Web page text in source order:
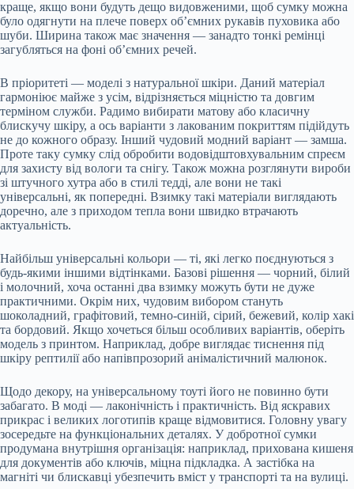
краще, якщо вони будуть дещо видовженими, щоб сумку можна
було одягнути на плече поверх об’ємних рукавів пуховика або
шуби. Ширина також має значення — занадто тонкі ремінці
загубляться на фоні об’ємних речей.
В пріоритеті — моделі з натуральної шкіри. Даний матеріал
гармоніює майже з усім, відрізняється міцністю та довгим
терміном служби. Радимо вибирати матову або класичну
блискучу шкіру, а ось варіанти з лакованим покриттям підійдуть
не до кожного образу. Інший чудовий модний варіант — замша.
Проте таку сумку слід обробити водовідштовхувальним спреєм
для захисту від вологи та снігу. Також можна розглянути вироби
зі штучного хутра або в стилі тедді, але вони не такі
універсальні, як попередні. Взимку такі матеріали виглядають
доречно, але з приходом тепла вони швидко втрачають
актуальність.
Найбільш універсальні кольори — ті, які легко поєднуються з
будь-якими іншими відтінками. Базові рішення — чорний, білий
і молочний, хоча останні два взимку можуть бути не дуже
практичними. Окрім них, чудовим вибором стануть
шоколадний, графітовий, темно-синій, сірий, бежевий, колір хакі
та бордовий. Якщо хочеться більш особливих варіантів, оберіть
модель з принтом. Наприклад, добре виглядає тиснення під
шкіру рептилії або напівпрозорий анімалістичний малюнок.
Щодо декору, на універсальному тоуті його не повинно бути
забагато. В моді — лаконічність і практичність. Від яскравих
прикрас і великих логотипів краще відмовитися. Головну увагу
зосередьте на функціональних деталях. У добротної сумки
продумана внутрішня організація: наприклад, прихована кишеня
для документів або ключів, міцна підкладка. А застібка на
магніті чи блискавці убезпечить вміст у транспорті та на вулиці.